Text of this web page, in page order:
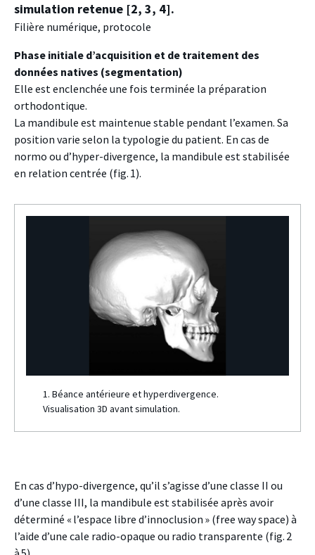
simulation retenue [2, 3, 4].
Filière numérique, protocole
Phase initiale d’acquisition et de traitement des
données natives (segmentation)
Elle est enclenchée une fois terminée la préparation
orthodontique.
La mandibule est maintenue stable pendant l’examen. Sa
position varie selon la typologie du patient. En cas de
normo ou d’hyper-divergence, la mandibule est stabilisée
en relation centrée (fig. 1).
1. Béance antérieure et hyperdivergence.
Visualisation 3D avant simulation.
En cas d’hypo-divergence, qu’il s’agisse d’une classe II ou
d’une classe III, la mandibule est stabilisée après avoir
déterminé « l’espace libre d’innoclusion » (free way space) à
l’aide d’une cale radio-opaque ou radio transparente (fig. 2